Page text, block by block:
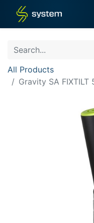
All Products
Gravity SA